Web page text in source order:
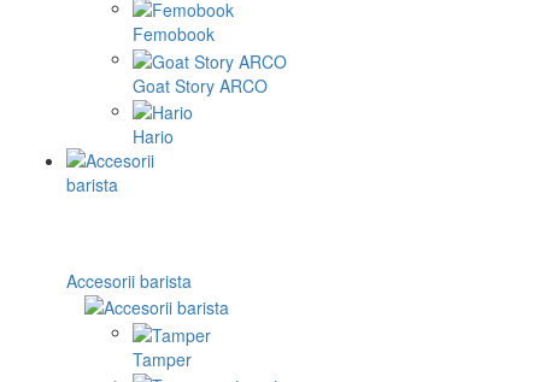
Femobook
Goat Story ARCO
Hario
Accesorii barista
Tamper